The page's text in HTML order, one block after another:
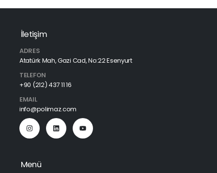
İletişim
ADRES
Atatürk Mah, Gazi Cad, No:22 Esenyurt
TELEFON
+90 (212) 437 11 16
EMAIL
info@polimaz.com
Menü